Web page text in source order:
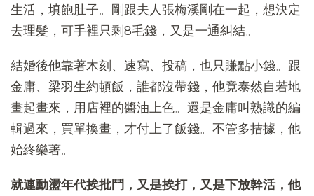
生活，填飽肚子。剛跟夫人張梅溪剛在一起，想決定
去理髮，可手裡只剩8毛錢，又是一通糾結。
結婚後他靠著木刻、速寫、投稿，也只賺點小錢。跟
金庸、梁羽生約頓飯，誰都沒帶錢，他竟泰然自若地
畫起畫來，用店裡的醬油上色。還是金庸叫熟識的編
輯過來，買單換畫，才付上了飯錢。不管多拮據，他
始終樂著。
就連動盪年代挨批鬥，又是挨打，又是下放幹活，他